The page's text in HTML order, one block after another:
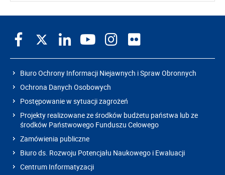
Biuro Ochrony Informacji Niejawnych i Spraw Obronnych
Ochrona Danych Osobowych
Postępowanie w sytuacji zagrożeń
Projekty realizowane ze środków budżetu państwa lub ze
środków Państwowego Funduszu Celowego
Zamówienia publiczne
Biuro ds. Rozwoju Potencjału Naukowego i Ewaluacji
Centrum Informatyzacji